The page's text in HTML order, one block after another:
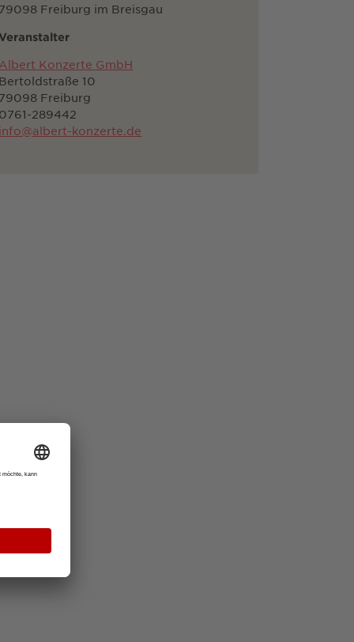
Freiburg im Breisgau
Konzerte GmbH
10
Freiburg
289442
konzerte.de